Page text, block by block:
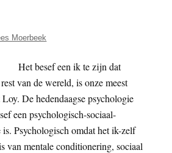
Moerbeek
Het besef een ik te zijn dat
van de wereld, is onze meest
De hedendaagse psychologie
een psychologisch-sociaal-
Psychologisch omdat het ik-zelf
van mentale conditionering, sociaal